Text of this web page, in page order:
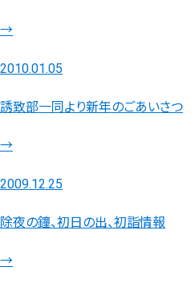
→
2010.01.05
誘致部一同より新年のごあいさつ
→
2009.12.25
除夜の鐘、初日の出、初詣情報
→